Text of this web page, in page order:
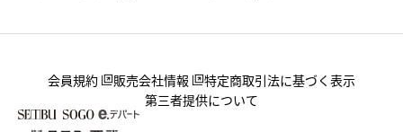
会員規約 販売会社情報
特定商取引法に基づく表示
第三者提供について